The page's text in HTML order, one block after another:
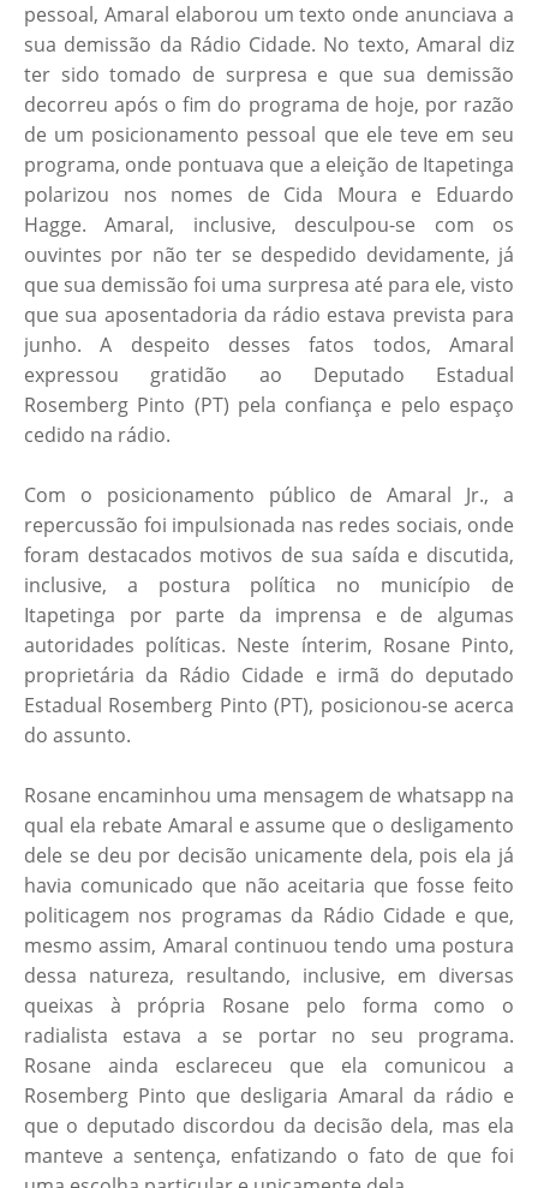
pessoal, Amaral elaborou um texto onde anunciava a
sua demissão da Rádio Cidade. No texto, Amaral diz
ter sido tomado de surpresa e que sua demissão
decorreu após o fim do programa de hoje, por razão
de um posicionamento pessoal que ele teve em seu
programa, onde pontuava que a eleição de Itapetinga
polarizou nos nomes de Cida Moura e Eduardo
Hagge. Amaral, inclusive, desculpou-se com os
ouvintes por não ter se despedido devidamente, já
que sua demissão foi uma surpresa até para ele, visto
que sua aposentadoria da rádio estava prevista para
junho. A despeito desses fatos todos, Amaral
expressou gratidão ao Deputado Estadual
Rosemberg Pinto (PT) pela confiança e pelo espaço
cedido na rádio.
Com o posicionamento público de Amaral Jr., a
repercussão foi impulsionada nas redes sociais, onde
foram destacados motivos de sua saída e discutida,
inclusive, a postura política no município de
Itapetinga por parte da imprensa e de algumas
autoridades políticas. Neste ínterim, Rosane Pinto,
proprietária da Rádio Cidade e irmã do deputado
Estadual Rosemberg Pinto (PT), posicionou-se acerca
do assunto.
Rosane encaminhou uma mensagem de whatsapp na
qual ela rebate Amaral e assume que o desligamento
dele se deu por decisão unicamente dela, pois ela já
havia comunicado que não aceitaria que fosse feito
politicagem nos programas da Rádio Cidade e que,
mesmo assim, Amaral continuou tendo uma postura
dessa natureza, resultando, inclusive, em diversas
queixas à própria Rosane pelo forma como o
radialista estava a se portar no seu programa.
Rosane ainda esclareceu que ela comunicou a
Rosemberg Pinto que desligaria Amaral da rádio e
que o deputado discordou da decisão dela, mas ela
manteve a sentença, enfatizando o fato de que foi